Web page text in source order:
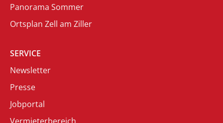
Panorama Sommer
Ortsplan Zell am Ziller
SERVICE
Newsletter
Presse
Jobportal